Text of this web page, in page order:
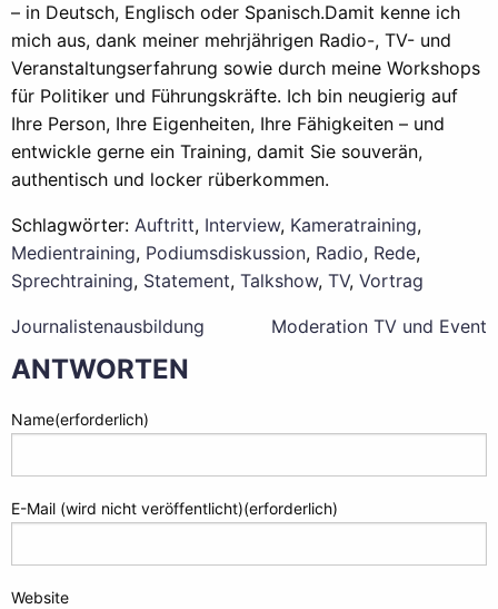
– in Deutsch, Englisch oder Spanisch.Damit kenne ich
mich aus, dank meiner mehrjährigen Radio-, TV- und
Veranstaltungserfahrung sowie durch meine Workshops
für Politiker und Führungskräfte. Ich bin neugierig auf
Ihre Person, Ihre Eigenheiten, Ihre Fähigkeiten – und
entwickle gerne ein Training, damit Sie souverän,
authentisch und locker rüberkommen.
Schlagwörter: Auftritt, Interview, Kameratraining,
Medientraining, Podiumsdiskussion, Radio, Rede,
Sprechtraining, Statement, Talkshow, TV, Vortrag
BEITRAGS-
NAVIGATION
Journalisten­ausbildung Moderation TV und Event
ANTWORTEN
Name(erforderlich)
E-Mail (wird nicht veröffentlicht)(erforderlich)
Website